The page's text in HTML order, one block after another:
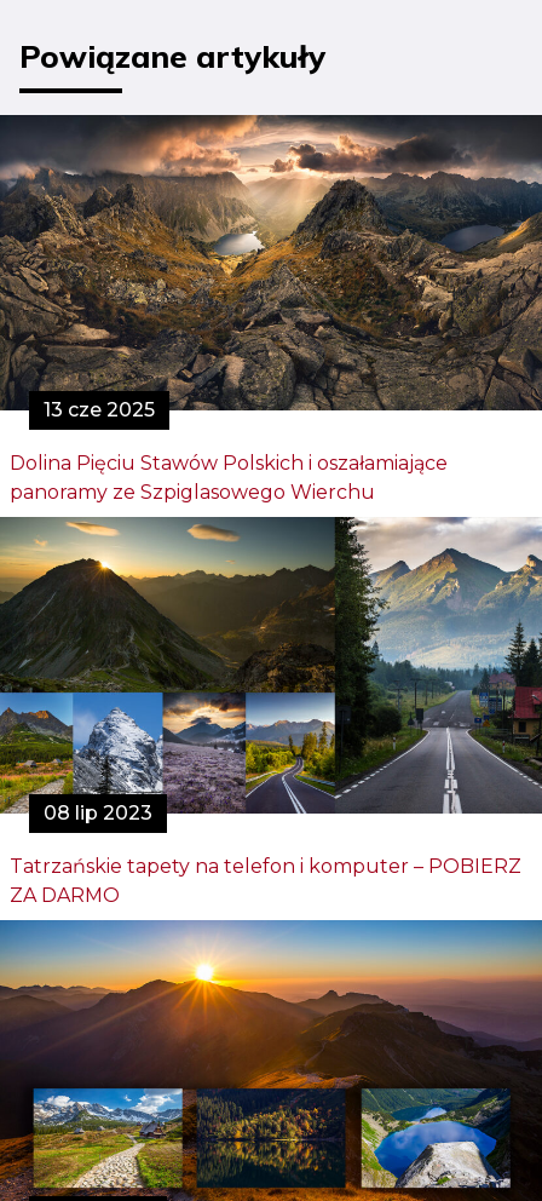
Powiązane artykuły
13 cze 2025
Dolina Pięciu Stawów Polskich i oszałamiające
panoramy ze Szpiglasowego Wierchu
08 lip 2023
Tatrzańskie tapety na telefon i komputer – POBIERZ
ZA DARMO